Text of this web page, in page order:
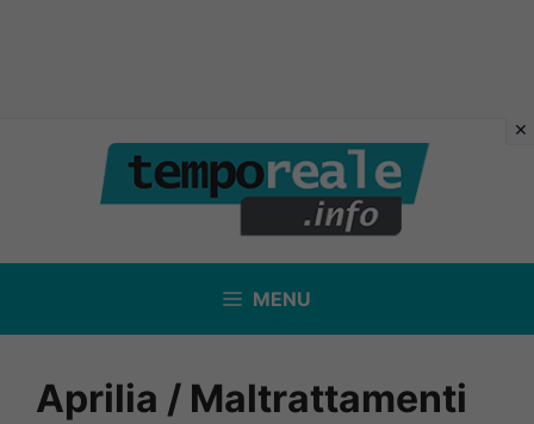
contenuto
MENU
Aprilia / Maltrattamenti